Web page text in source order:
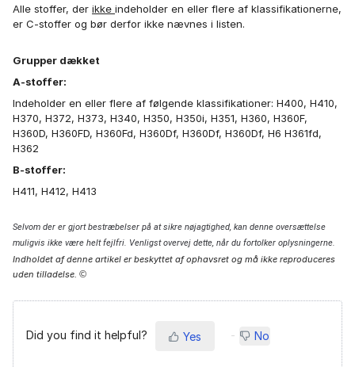
Alle stoffer, der ikke indeholder en eller flere af klassifikationerne,
er C-stoffer og bør derfor ikke nævnes i listen.
Grupper dækket
A-stoffer:
Indeholder en eller flere af følgende klassifikationer: H400, H410,
H370, H372, H373, H340, H350, H350i, H351, H360, H360F,
H360D, H360FD, H360Fd, H360Df, H360Df, H360Df, H6 H361fd,
H362
B-stoffer:
H411, H412, H413
Selvom der er gjort bestræbelser på at sikre nøjagtighed, kan denne oversættelse
muligvis ikke være helt fejlfri. Venligst overvej dette, når du fortolker oplysningerne.
Indholdet af denne artikel er beskyttet af ophavsret og må ikke reproduceres
uden tilladelse. ©
Did you find it helpful? Yes No